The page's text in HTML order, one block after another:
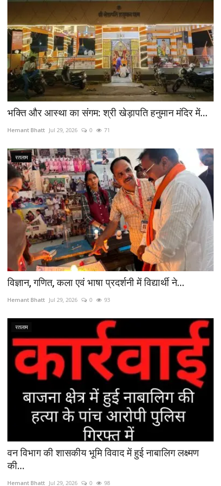
भक्ति और आस्था का संगम: श्री खेड़ापति हनुमान मंदिर में...
Hemant Bhatt Jul 29, 2026 0 71
रतलाम
विज्ञान, गणित, कला एवं भाषा प्रदर्शनी में विद्यार्थी ने...
Hemant Bhatt Jul 29, 2026 0 93
रतलाम
वन विभाग की शासकीय भूमि विवाद में हुई नाबालिग लक्ष्मण
की...
Hemant Bhatt Jul 29, 2026 0 98